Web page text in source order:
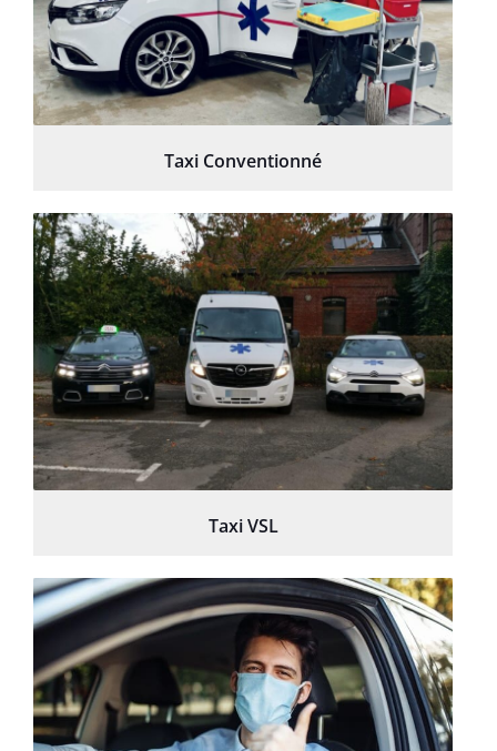
Taxi Conventionné
Taxi VSL